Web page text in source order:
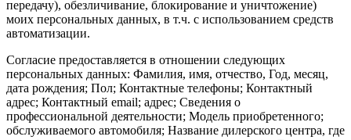
передачу), обезличивание, блокирование и уничтожение)
моих персональных данных, в т.ч. с использованием средств
автоматизации.
Согласие предоставляется в отношении следующих
персональных данных: Фамилия, имя, отчество, Год, месяц,
дата рождения; Пол; Контактные телефоны; Контактный
адрес; Контактный email; адрес; Сведения о
профессиональной деятельности; Модель приобретенного;
обслуживаемого автомобиля; Название дилерского центра, где